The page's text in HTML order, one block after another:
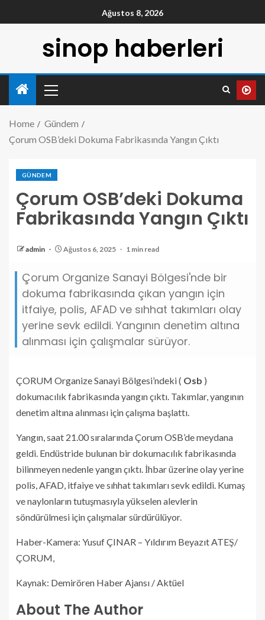
Ağustos 8, 2026
sinop haberleri
Home
Gündem
Çorum OSB’deki Dokuma Fabrikasında Yangın Çıktı
GÜNDEM
Çorum OSB’deki Dokuma
Fabrikasında Yangın Çıktı
admin Ağustos 6, 2025 1 min read
Çorum Organize Sanayi Bölgesi'nde bir
dokuma fabrikasında çıkan yangın için
itfaiye, polis, AFAD ve sıhhat takımları olay
yerine sevk edildi. Yangının denetim altına
alınması için çalışmalar sürüyor.
ÇORUM Organize Sanayi Bölgesi’ndeki ( Osb )
dokumacılık fabrikasında yangın çıktı. Takımlar, yangının
denetim altına alınması için çalışma başlattı.
Yangın, saat 21.00 sıralarında Çorum OSB’de meydana
geldi. Endüstride bulunan bir dokumacılık fabrikasında
bilinmeyen nedenle yangın çıktı. İhbar üzerine olay yerine
polis, AFAD, itfaiye ve sıhhat takımları sevk edildi. Kumaş
ve naylonların tutuşmasıyla yükselen alevlerin
söndürülmesi için çalışmalar sürdürülüyor.
Haber-Kamera: Yusuf ÇINAR – Yıldırım Beyazıt ATEŞ/
ÇORUM,
Kaynak: Demirören Haber Ajansı / Aktüel
About The Author